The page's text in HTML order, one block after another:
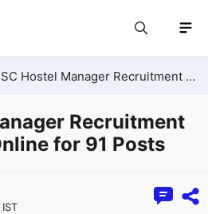
Hostel Manager Recruitment 2025 – Apply Online for 91 Posts
Recruitment
for 91 Posts